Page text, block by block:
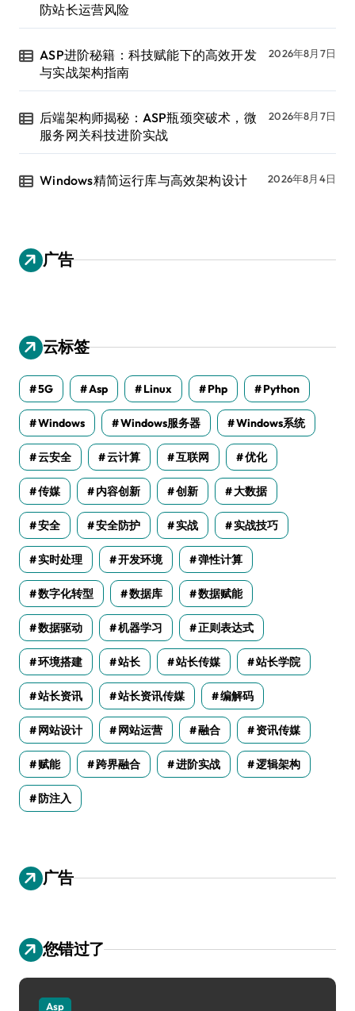
防站长运营风险
ASP进阶秘籍：科技赋能下的高效开发
与实战架构指南
2026年8月7日
后端架构师揭秘：ASP瓶颈突破术，微
服务网关科技进阶实战
2026年8月7日
Windows精简运行库与高效架构设计 2026年8月4日
广告
云标签
5G Asp Linux Php Python
Windows Windows服务器 Windows系统
云安全 云计算 互联网 优化
传媒 内容创新 创新 大数据
安全 安全防护 实战 实战技巧
实时处理 开发环境 弹性计算
数字化转型 数据库 数据赋能
数据驱动 机器学习 正则表达式
环境搭建 站长 站长传媒 站长学院
站长资讯 站长资讯传媒 编解码
网站设计 网站运营 融合 资讯传媒
赋能 跨界融合 进阶实战 逻辑架构
防注入
广告
您错过了
Asp